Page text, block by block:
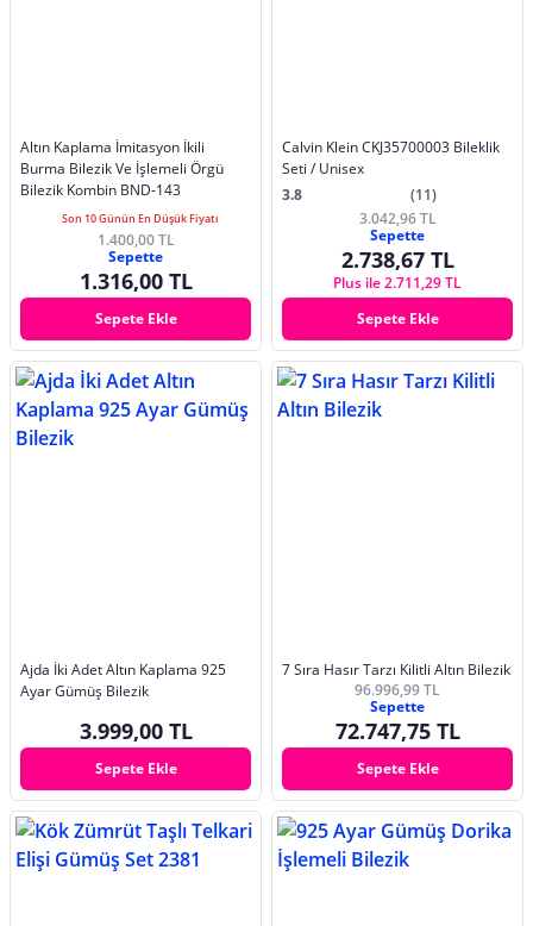
Altın Kaplama İmitasyon İkili
Burma Bilezik Ve İşlemeli Örgü
Bilezik Kombin BND-143
Son 10 Günün En Düşük Fiyatı
1.400,00 TL
Sepette
1.316,00 TL
Sepete Ekle
Calvin Klein CKJ35700003 Bileklik
Seti / Unisex
3.8
(11)
3.042,96 TL
Sepette
2.738,67 TL
Plus ile 2.711,29 TL
Sepete Ekle
Ajda İki Adet Altın Kaplama 925
Ayar Gümüş Bilezik
3.999,00 TL
Sepete Ekle
7 Sıra Hasır Tarzı Kilitli Altın Bilezik
96.996,99 TL
Sepette
72.747,75 TL
Sepete Ekle